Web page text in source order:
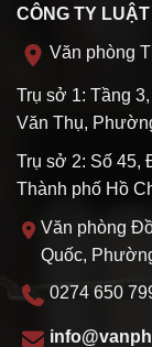
CÔNG TY
Văn phòng
Trụ sở 1: Tầng
Văn Thụ,
Trụ sở 2: Số
Thành phố Hồ
Văn phòng
Quốc,
0274 650